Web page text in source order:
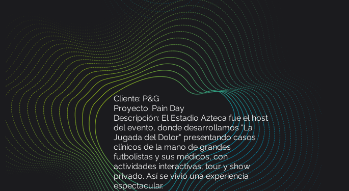
Cliente: P&G
Proyecto: Pain Day
Descripción: El Estadio Azteca fue el host
del evento, donde desarrollamos "La
Jugada del Dolor" presentando casos
clínicos de la mano de grandes
futbolistas y sus médicos, con
actividades interactivas, tour y show
privado. Así se vivió una experiencia
espectacular.